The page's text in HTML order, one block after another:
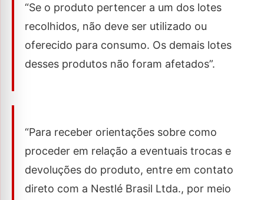
“Se o produto pertencer a um dos lotes
recolhidos, não deve ser utilizado ou
oferecido para consumo. Os demais lotes
desses produtos não foram afetados”.
“Para receber orientações sobre como
proceder em relação a eventuais trocas e
devoluções do produto, entre em contato
direto com a Nestlé Brasil Ltda., por meio